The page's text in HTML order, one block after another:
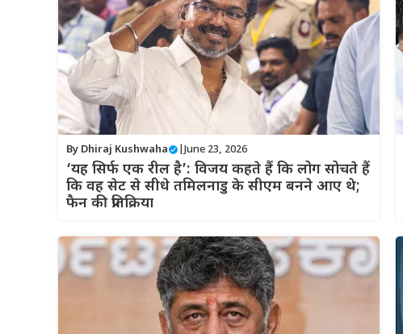
By Dhiraj Kushwaha June 23, 2026
‘यह सिर्फ एक रील है’: विजय कहते हैं कि लोग सोचते हैं
कि वह सेट से सीधे तमिलनाडु के सीएम बनने आए थे;
फैन की प्रतिक्रिया